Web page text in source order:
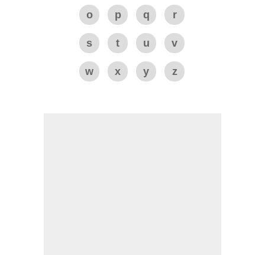
o p q r
s t u v
w x y z